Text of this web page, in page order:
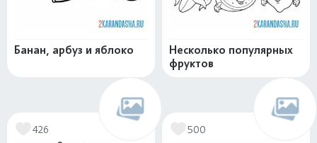
Банан, арбуз и яблоко
Несколько популярных
фруктов
426 500